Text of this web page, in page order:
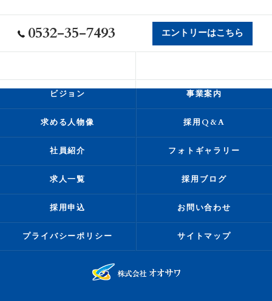
0532-35-7493 エントリーはこちら
ビジョン 事業案内
求める人物像 採用Q&A
社員紹介 フォトギャラリー
求人一覧 採用ブログ
採用申込 お問い合わせ
プライバシーポリシー サイトマップ